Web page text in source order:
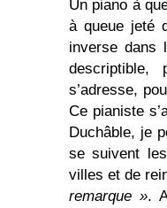
Un piano à
à queue jeté
inverse dans
descriptible,
s’adresse,
Ce pianiste
Duchâble, je
se suivent
villes et de
remarque ».